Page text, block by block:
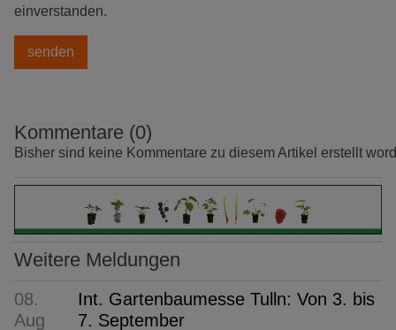
einverstanden.
Kommentare (0)
Bisher sind keine Kommentare zu diesem Artikel erstellt
Weitere Meldungen
08.
Aug
Int. Gartenbaumesse Tulln: Von 3. bis
7. September